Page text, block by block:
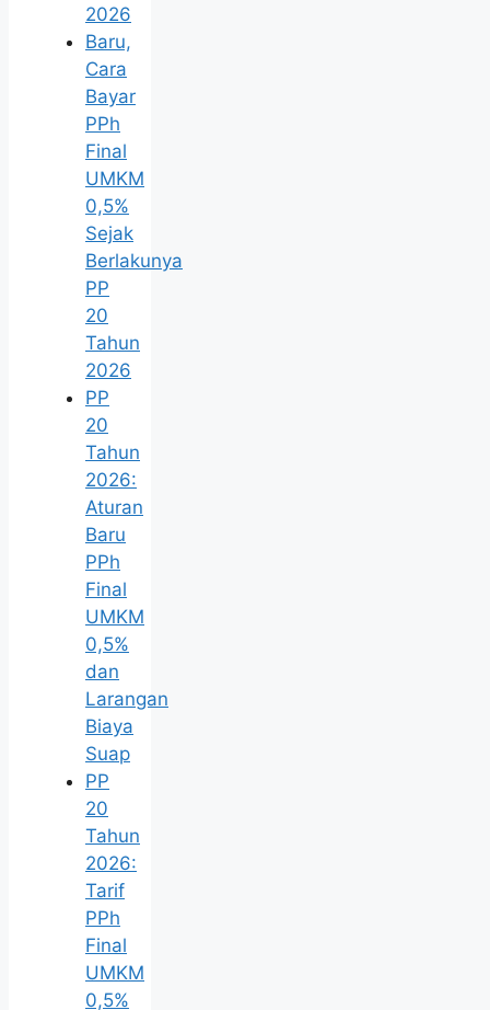
2026
Baru,
Cara
Bayar
PPh
Final
UMKM
0,5%
Sejak
Berlakunya
PP
20
Tahun
2026
PP
20
Tahun
2026:
Aturan
Baru
PPh
Final
UMKM
0,5%
dan
Larangan
Biaya
Suap
PP
20
Tahun
2026:
Tarif
PPh
Final
UMKM
0,5%